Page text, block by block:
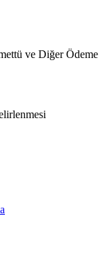
ve Diğer Ödeme